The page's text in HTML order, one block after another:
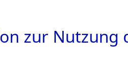
zur Nutzung